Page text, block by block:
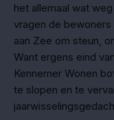
het allemaal wat
vragen de bewoners
aan Zee om steun,
Want ergens eind
Kennemer Wonen
te slopen en te